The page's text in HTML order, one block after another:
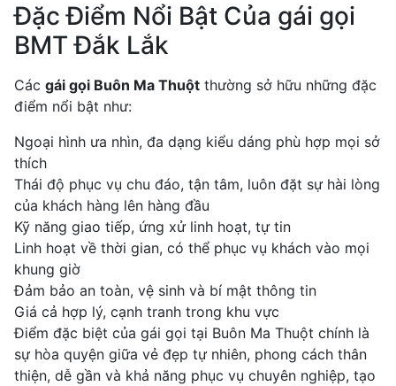
Đặc Điểm Nổi Bật Của gái gọi
BMT Đắk Lắk
Các gái gọi Buôn Ma Thuột thường sở hữu những đặc
điểm nổi bật như:
Ngoại hình ưa nhìn, đa dạng kiểu dáng phù hợp mọi sở
thích
Thái độ phục vụ chu đáo, tận tâm, luôn đặt sự hài lòng
của khách hàng lên hàng đầu
Kỹ năng giao tiếp, ứng xử linh hoạt, tự tin
Linh hoạt về thời gian, có thể phục vụ khách vào mọi
khung giờ
Đảm bảo an toàn, vệ sinh và bí mật thông tin
Giá cả hợp lý, cạnh tranh trong khu vực
Điểm đặc biệt của gái gọi tại Buôn Ma Thuột chính là
sự hòa quyện giữa vẻ đẹp tự nhiên, phong cách thân
thiện, dễ gần và khả năng phục vụ chuyên nghiệp, tạo